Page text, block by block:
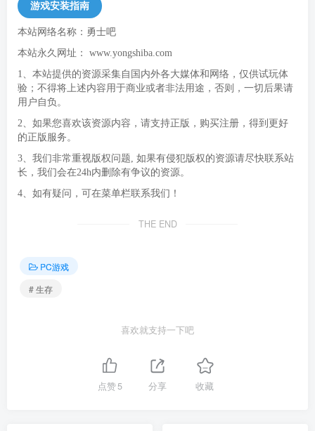
游戏安装指南
本站网络名称：勇士吧
本站永久网址： www.yongshiba.com
1、本站提供的资源采集自国内外各大媒体和网络，仅供试玩体
验；不得将上述内容用于商业或者非法用途，否则，一切后果请
用户自负。
2、如果您喜欢该资源内容，请支持正版，购买注册，得到更好
的正版服务。
3、我们非常重视版权问题, 如果有侵犯版权的资源请尽快联系站
长，我们会在24h内删除有争议的资源。
4、如有疑问，可在菜单栏联系我们！
THE END
PC游戏
# 生存
喜欢就支持一下吧
点赞5 分享 收藏